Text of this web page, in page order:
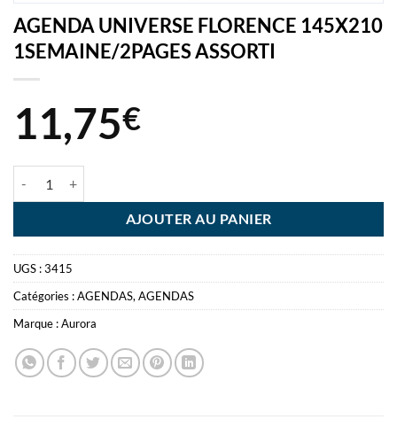
AGENDA UNIVERSE FLORENCE 145X210
1SEMAINE/2PAGES ASSORTI
11,75€
AJOUTER AU PANIER
UGS :3415
Catégories :AGENDAS,AGENDAS
Marque :Aurora